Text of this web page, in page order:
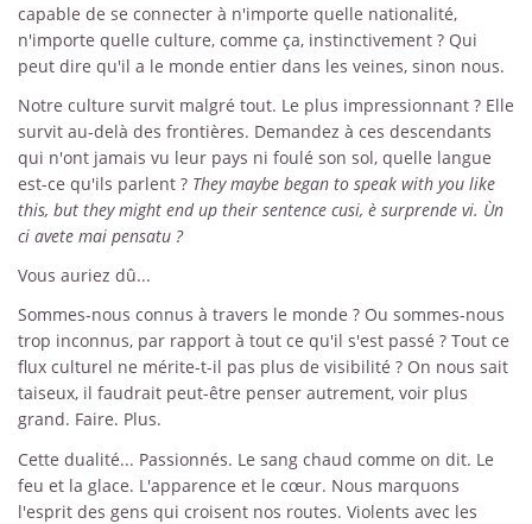
capable de se connecter à n'importe quelle nationalité,
n'importe quelle culture, comme ça, instinctivement ? Qui
peut dire qu'il a le monde entier dans les veines, sinon nous.
Notre culture survit malgré tout. Le plus impressionnant ? Elle
survit au-delà des frontières. Demandez à ces descendants
qui n'ont jamais vu leur pays ni foulé son sol, quelle langue
est-ce qu'ils parlent ? They maybe began to speak with you like
this, but they might end up their sentence cusi, è surprende vi. Ùn
ci avete mai pensatu ?
Vous auriez dû...
Sommes-nous connus à travers le monde ? Ou sommes-nous
trop inconnus, par rapport à tout ce qu'il s'est passé ? Tout ce
flux culturel ne mérite-t-il pas plus de visibilité ? On nous sait
taiseux, il faudrait peut-être penser autrement, voir plus
grand. Faire. Plus.
Cette dualité... Passionnés. Le sang chaud comme on dit. Le
feu et la glace. L'apparence et le cœur. Nous marquons
l'esprit des gens qui croisent nos routes. Violents avec les